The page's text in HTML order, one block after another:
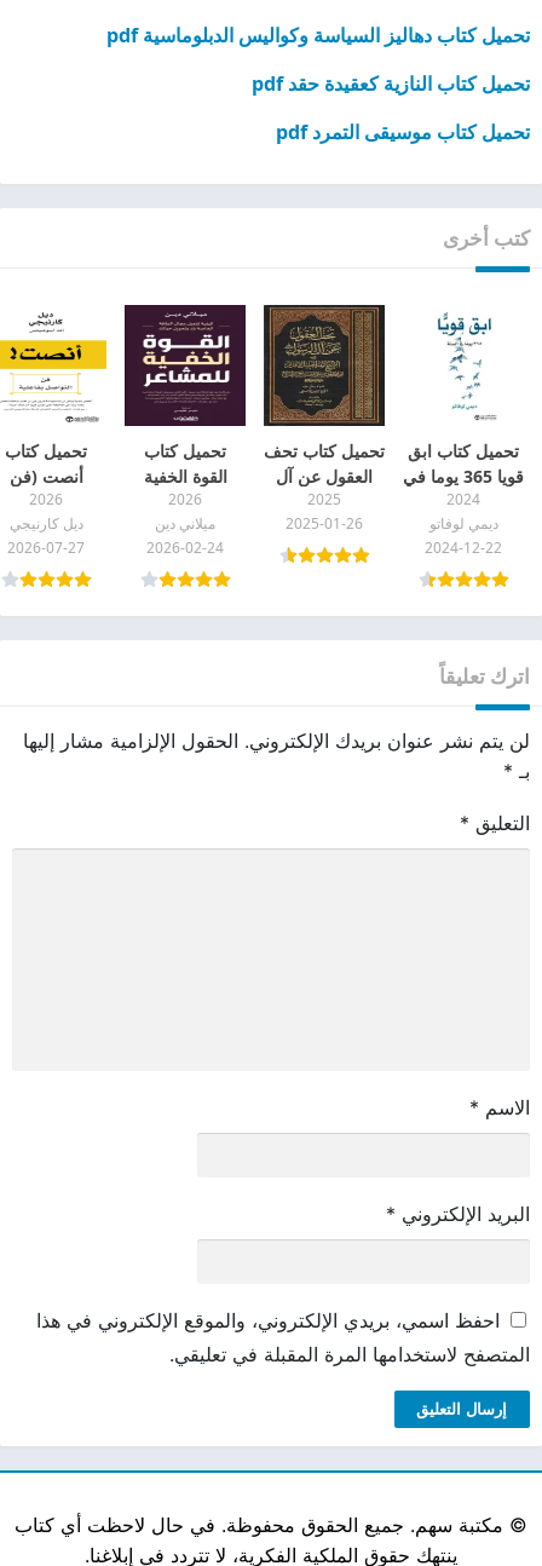
تحميل كتاب دهاليز السياسة وكواليس الدبلوماسية pdf
تحميل كتاب النازية كعقيدة حقد pdf
تحميل كتاب موسيقى التمرد pdf
كتب أخرى
تحميل كتاب ‎ابق
قويا 365 يوما في
السنة pdf
2024
ديمي لوفاتو
2024-12-22
تحميل كتاب تحف
العقول عن آل
الرسول pdf
2025
2025-01-26
تحميل كتاب
القوة الخفية
للمشاعر pdf
2026
ميلاني دين
2026-02-24
تحميل كتاب
أنصت (فن
التواصل
pdf
2026
ديل كارنيجي
2026-07-27
اترك تعليقاً
لن يتم نشر عنوان بريدك الإلكتروني. الحقول الإلزامية مشار إليها
بـ *
التعليق *
الاسم *
البريد الإلكتروني *
احفظ اسمي، بريدي الإلكتروني، والموقع الإلكتروني في هذا
المتصفح لاستخدامها المرة المقبلة في تعليقي.
© مكتبة سهم. جميع الحقوق محفوظة. في حال لاحظت أي كتاب
ينتهك حقوق الملكية الفكرية، لا تتردد في إبلاغنا.